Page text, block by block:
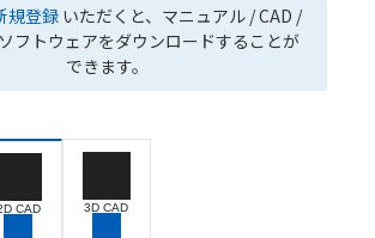
規登録 いただくと、マニュアル / CAD /
フトウェアをダウンロードすることが
できます。
CAD 3D CAD